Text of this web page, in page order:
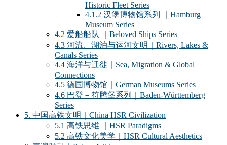
Historic Fleet Series
4.1.2 汉堡博物馆系列 ｜Hamburg
Museum Series
4.2 爱船船队 ｜Beloved Ships Series
4.3 河流、湖泊与运河文明｜Rivers, Lakes &
Canals Series
4.4 海洋与迁徙｜Sea, Migration & Global
Connections
4.5 德国博物馆｜German Museums Series
4.6 巴登－符腾堡系列｜Baden-Württemberg
Series
5. 中国高铁文明｜China HSR Civilization
5.1 高铁思维 ｜HSR Paradigms
5.2 高铁文化美学｜HSR Cultural Aesthetics